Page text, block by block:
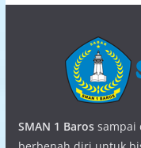
SMAN 1 Barossampai